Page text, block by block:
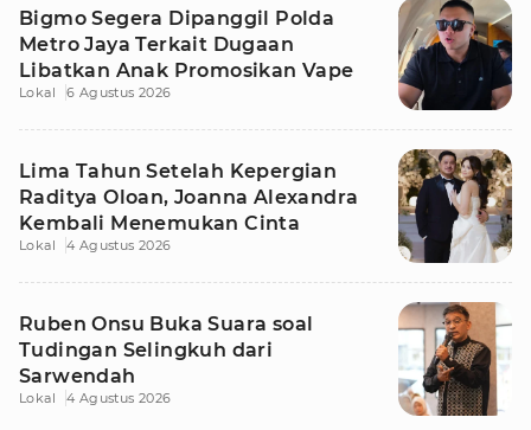
Bigmo Segera Dipanggil Polda
Metro Jaya Terkait Dugaan
Libatkan Anak Promosikan Vape
Lokal 6 Agustus 2026
Lima Tahun Setelah Kepergian
Raditya Oloan, Joanna Alexandra
Kembali Menemukan Cinta
Lokal 4 Agustus 2026
Ruben Onsu Buka Suara soal
Tudingan Selingkuh dari
Sarwendah
Lokal 4 Agustus 2026